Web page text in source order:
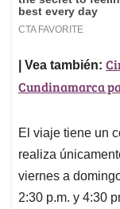
| Vea también:
Cundinamarca
El viaje tiene un
realiza
viernes a
2:30 p.m. y 4:30